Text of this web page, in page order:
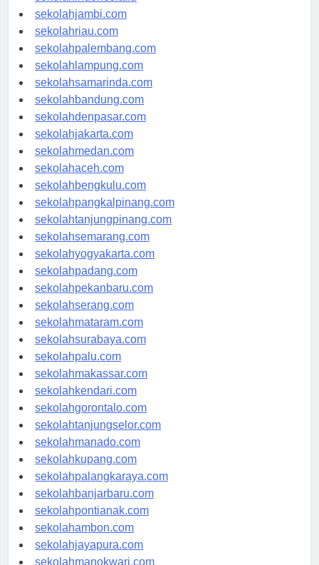
sekolahindonesia.id
sekolahjambi.com
sekolahriau.com
sekolahpalembang.com
sekolahlampung.com
sekolahsamarinda.com
sekolahbandung.com
sekolahdenpasar.com
sekolahjakarta.com
sekolahmedan.com
sekolahaceh.com
sekolahbengkulu.com
sekolahpangkalpinang.com
sekolahtanjungpinang.com
sekolahsemarang.com
sekolahyogyakarta.com
sekolahpadang.com
sekolahpekanbaru.com
sekolahserang.com
sekolahmataram.com
sekolahsurabaya.com
sekolahpalu.com
sekolahmakassar.com
sekolahkendari.com
sekolahgorontalo.com
sekolahtanjungselor.com
sekolahmanado.com
sekolahkupang.com
sekolahpalangkaraya.com
sekolahbanjarbaru.com
sekolahpontianak.com
sekolahambon.com
sekolahjayapura.com